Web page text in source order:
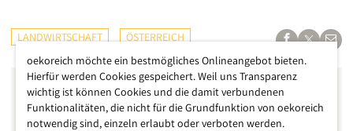
LANDWIRTSCHAFT ÖSTERREICH
oekoreich möchte ein bestmögliches Onlineangebot bieten.
Hierfür werden Cookies gespeichert. Weil uns Transparenz
wichtig ist können Cookies und die damit verbundenen
Funktionalitäten, die nicht für die Grundfunktion von oekoreich
notwendig sind, einzeln erlaubt oder verboten werden.